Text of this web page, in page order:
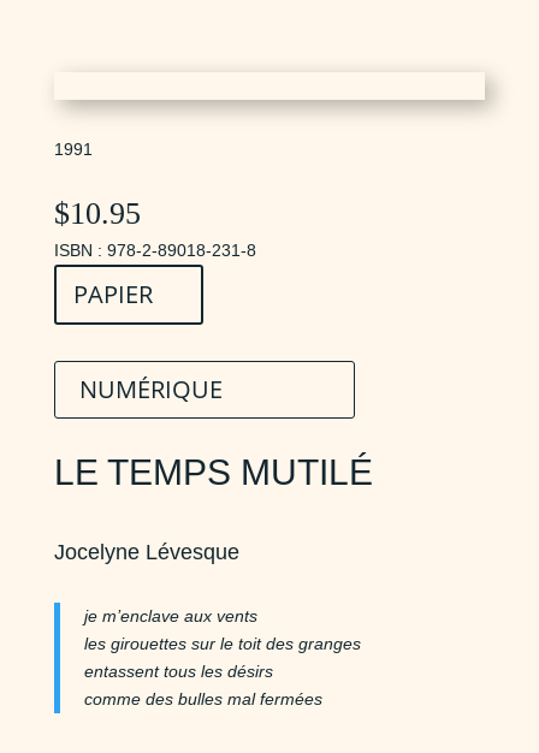
1991
$10.95
ISBN : 978-2-89018-231-8
PAPIER
NUMÉRIQUE
LE TEMPS MUTILÉ
Jocelyne Lévesque
je m’enclave aux vents
les girouettes sur le toit des granges
entassent tous les désirs
comme des bulles mal fermées